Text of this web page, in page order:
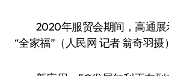
2020年服贸会期间，高通
“全家福”（人民网 记者 翁奇羽摄）